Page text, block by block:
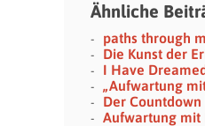
Ähnliche
paths through
Die Kunst der
I Have
„Aufwartung
Der
Aufwartung mit